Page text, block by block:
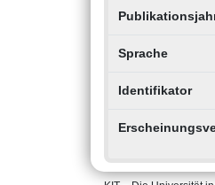
Sprache
Identifikator